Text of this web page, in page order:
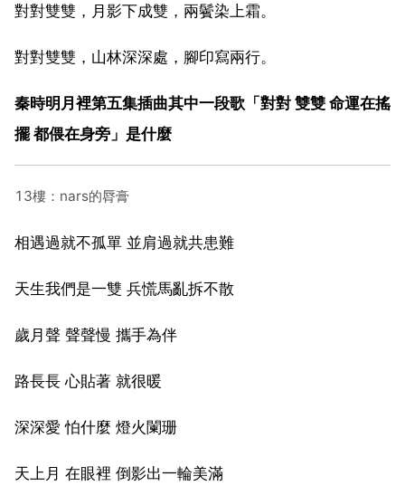
對對雙雙，月影下成雙，兩鬢染上霜。
對對雙雙，山林深深處，腳印寫兩行。
秦時明月裡第五集插曲其中一段歌「對對 雙雙 命運在搖
擺 都偎在身旁」是什麼
13樓：nars的脣膏
相遇過就不孤單 並肩過就共患難
天生我們是一雙 兵慌馬亂拆不散
歲月聲 聲聲慢 攜手為伴
路長長 心貼著 就很暖
深深愛 怕什麼 燈火闌珊
天上月 在眼裡 倒影出一輪美滿